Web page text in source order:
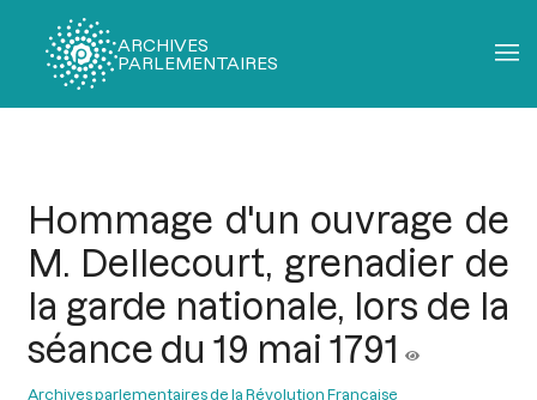
ARCHIVES
PARLEMENTAIRES
Hommage d'un ouvrage de
M. Dellecourt, grenadier de
la garde nationale, lors de la
séance du 19 mai 1791
Archives parlementaires de la Révolution Française